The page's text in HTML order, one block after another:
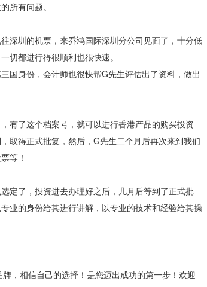
所有问题。
深圳的机票，来乔鸿国际深圳分公司见面了，十分低
切都进行得很顺利也很快速。
国身份，会计师也很快帮G先生评估出了资料，做出
有了这个档案号，就可以进行香港产品的购买投资
取得正式批复，然后，G先生二个月后再次来到我们
等！
定了，投资进去办理好之后，几月后等到了正式批
业的身份给其进行讲解，以专业的技术和经验给其操
，相信自己的选择！是您迈出成功的第一步！欢迎